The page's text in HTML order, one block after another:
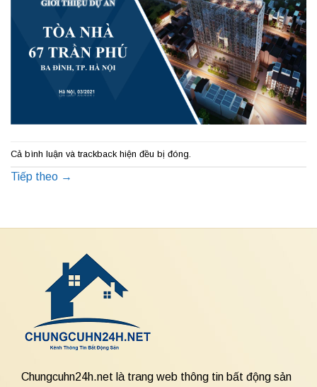
Cả bình luận và trackback hiện đều bị đóng.
Tiếp theo →
Chungcuhn24h.net là trang web thông tin bất động sản